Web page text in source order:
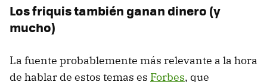
Los friquis también ganan dinero (y
mucho)
La fuente probablemente más relevante a la hora
de hablar de estos temas es Forbes, que